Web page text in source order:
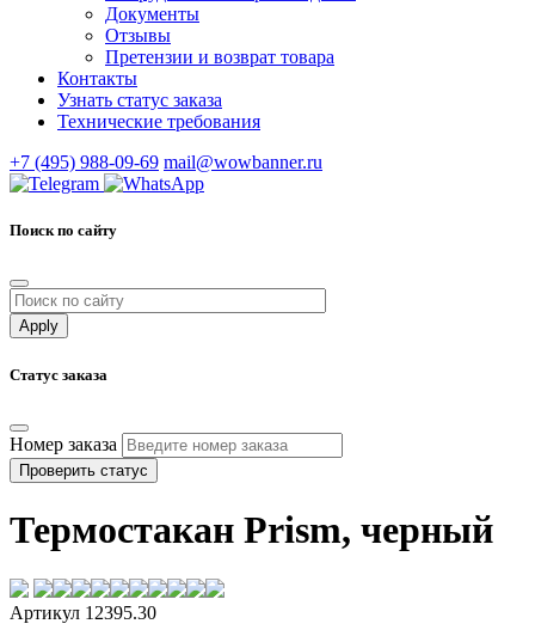
Документы
Отзывы
Претензии и возврат товара
Контакты
Узнать статус заказа
Технические требования
+7 (495) 988-09-69 mail@wowbanner.ru
Поиск по сайту
Статус заказа
Номер заказа
Проверить статус
Термостакан Prism, черный
Артикул 12395.30